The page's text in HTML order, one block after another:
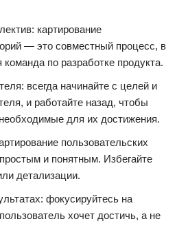
картирование
— это совместный процесс, в
команда по разработке продукта.
всегда начинайте с целей и
и работайте назад, чтобы
для их достижения.
пользовательских
и понятным. Избегайте
детализации.
фокусируйтесь на
хочет достичь, а не